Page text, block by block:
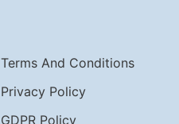
Terms And Conditions
Privacy Policy
GDPR Policy